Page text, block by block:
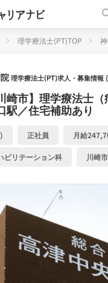
理学療法士(PT)TOP
理学療法士(PT)求人・募集情報
崎市】理学療法士
駅／住宅補助あり
正社員 月給
ビリテーション科 川崎市